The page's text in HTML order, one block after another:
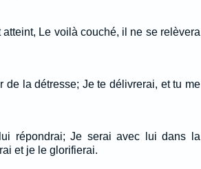
atteint, Le voilà couché, il ne se relèvera
de la détresse; Je te délivrerai, et tu me
répondrai; Je serai avec lui dans la
et je le glorifierai.